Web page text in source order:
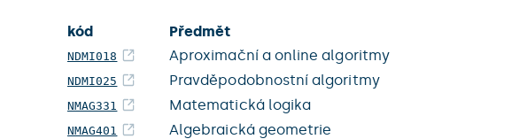
kód Předmět
NDMI018 Aproximační a online algoritmy
NDMI025 Pravděpodobnostní algoritmy
NMAG331 Matematická logika
NMAG401 Algebraická geometrie